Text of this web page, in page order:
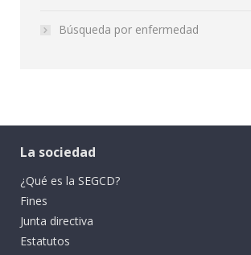
Búsqueda por enfermedad
La sociedad
¿Qué es la SEGCD?
Fines
Junta directiva
Estatutos